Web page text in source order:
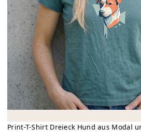
Print-T-Shirt Dreieck Hund aus Modal